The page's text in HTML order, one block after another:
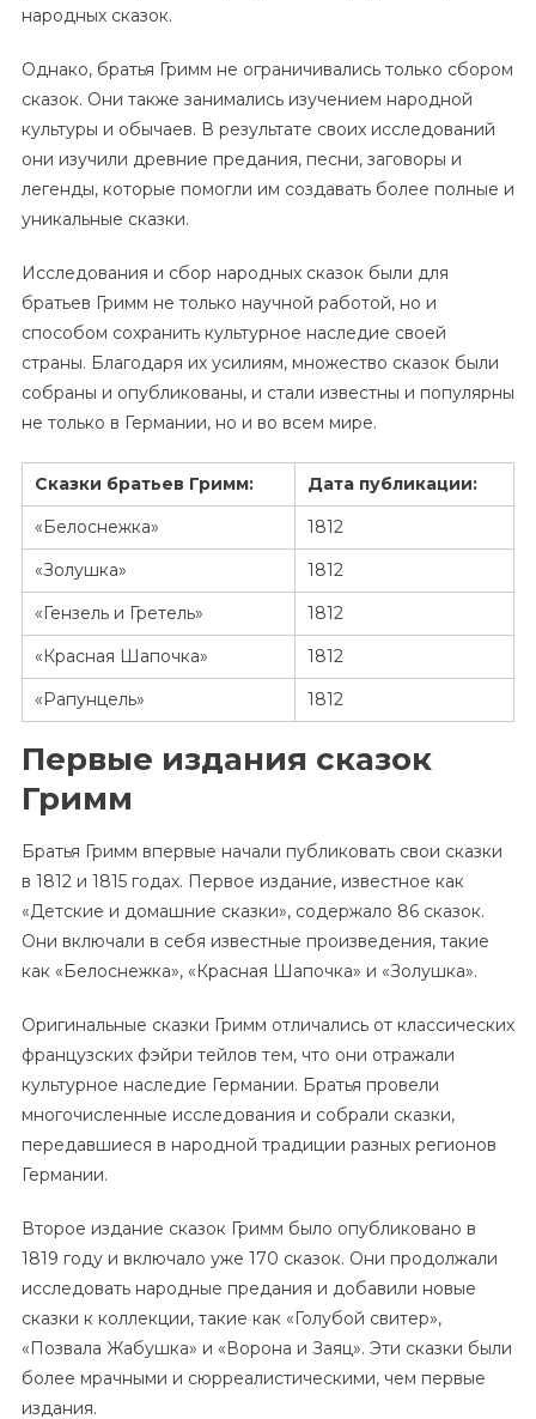
народных сказок.
Однако, братья Гримм не ограничивались только сбором
сказок. Они также занимались изучением народной
культуры и обычаев. В результате своих исследований
они изучили древние предания, песни, заговоры и
легенды, которые помогли им создавать более полные и
уникальные сказки.
Исследования и сбор народных сказок были для
братьев Гримм не только научной работой, но и
способом сохранить культурное наследие своей
страны. Благодаря их усилиям, множество сказок были
собраны и опубликованы, и стали известны и популярны
не только в Германии, но и во всем мире.
Сказки братьев Гримм:
Дата публикации:
«Белоснежка»
1812
«Золушка»
1812
«Гензель и Гретель»
1812
«Красная Шапочка»
1812
«Рапунцель»
1812
Первые издания сказок
Гримм
Братья Гримм впервые начали публиковать свои сказки
в 1812 и 1815 годах. Первое издание, известное как
«Детские и домашние сказки», содержало 86 сказок.
Они включали в себя известные произведения, такие
как «Белоснежка», «Красная Шапочка» и «Золушка».
Оригинальные сказки Гримм отличались от классических
французских фэйри тейлов тем, что они отражали
культурное наследие Германии. Братья провели
многочисленные исследования и собрали сказки,
передавшиеся в народной традиции разных регионов
Германии.
Второе издание сказок Гримм было опубликовано в
1819 году и включало уже 170 сказок. Они продолжали
исследовать народные предания и добавили новые
сказки к коллекции, такие как «Голубой свитер»,
«Позвала Жабушка» и «Ворона и Заяц». Эти сказки были
более мрачными и сюрреалистическими, чем первые
издания.